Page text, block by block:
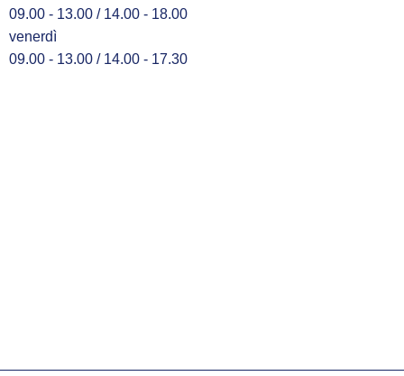
09.00 - 13.00 / 14.00 - 18.00
venerdì
09.00 - 13.00 / 14.00 - 17.30